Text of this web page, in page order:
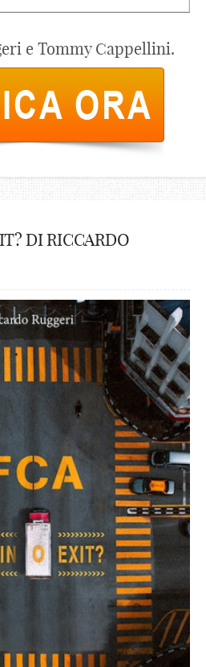
e Tommy Cappellini.
DI RICCARDO